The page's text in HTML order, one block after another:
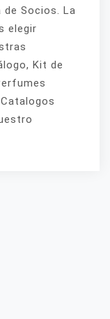
Socios. La
elegir
Kit de